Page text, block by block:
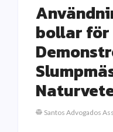
bollar
Santos Advogados